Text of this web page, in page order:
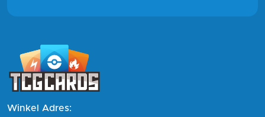
Winkel Adres: